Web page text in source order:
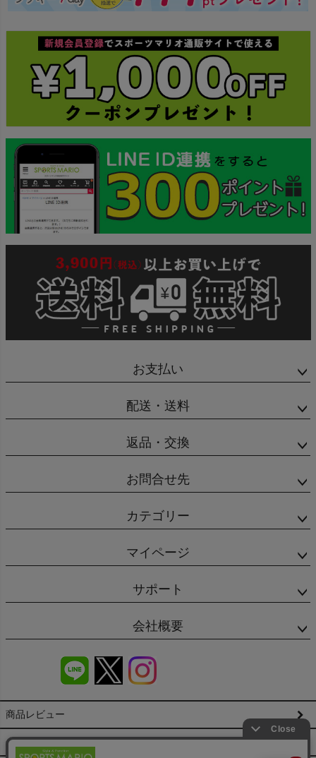
ップ
お支払い
配送・送料
返品・交換
お問合せ先
カテゴリー
マイページ
サポート
会社概要
商品レビュー
会社概要（HP）